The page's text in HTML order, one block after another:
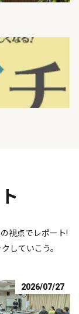
視点でレポート!
していこう。
2026/07/27